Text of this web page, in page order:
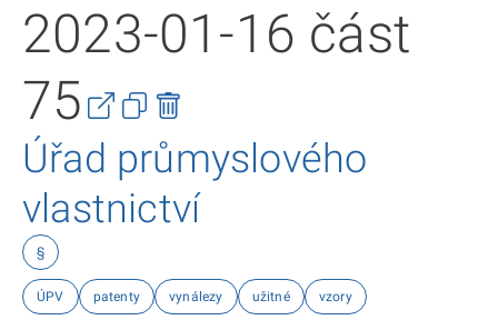
2023-01-16 část
75
Úřad průmyslového
vlastnictví
§
ÚPV patenty vynálezy užitné vzory